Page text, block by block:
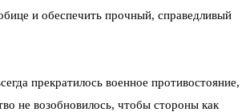
и обеспечить прочный, справедливый
прекратилось военное противостояние,
не возобновилось, чтобы стороны как